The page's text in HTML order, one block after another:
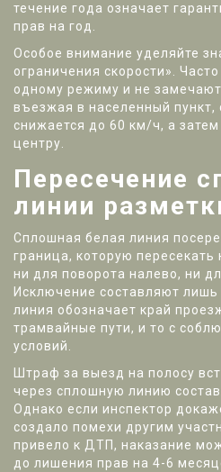
течение года означает
прав на год.
Особое внимание уделяйте
ограничения скорости».
одному режиму и не
въезжая в населенный пункт,
снижается до 60 км/ч, а
центру.
Пересечение
линии
Сплошная белая линия
граница, которую пересекать
ни для поворота налево, ни
Исключение составляют
линия обозначает край
трамвайные пути, и то с
условий.
Штраф за выезд на полосу
через сплошную линию
Однако если инспектор
создало помехи другим
привело к ДТП, наказание
до лишения прав на 4-6